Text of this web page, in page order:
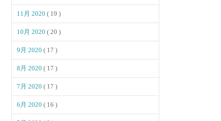
11月 2020( 19 )
10月 2020( 20 )
9月 2020( 17 )
8月 2020( 17 )
7月 2020( 17 )
6月 2020( 16 )